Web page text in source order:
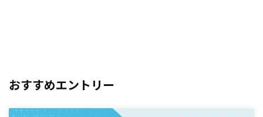
おすすめエントリー